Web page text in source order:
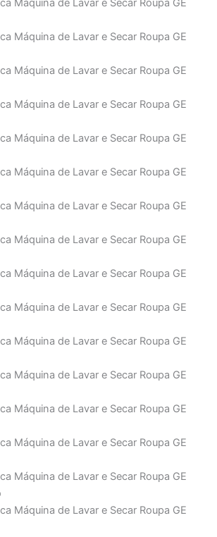
Máquina de Lavar e Secar Roupa GE
Máquina de Lavar e Secar Roupa GE
Máquina de Lavar e Secar Roupa GE
Máquina de Lavar e Secar Roupa GE
Máquina de Lavar e Secar Roupa GE
Máquina de Lavar e Secar Roupa GE
Máquina de Lavar e Secar Roupa GE
Máquina de Lavar e Secar Roupa GE
Máquina de Lavar e Secar Roupa GE
Máquina de Lavar e Secar Roupa GE
Máquina de Lavar e Secar Roupa GE
Máquina de Lavar e Secar Roupa GE
Máquina de Lavar e Secar Roupa GE
Máquina de Lavar e Secar Roupa GE
Máquina de Lavar e Secar Roupa GE
Máquina de Lavar e Secar Roupa GE